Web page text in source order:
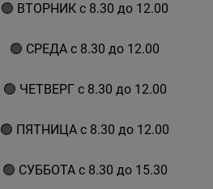
🟢 ВТОРНИК с 8.30 до 12.00
🟢 СРЕДА с 8.30 до 12.00
🟢 ЧЕТВЕРГ с 8.30 до 12.00
🟢 ПЯТНИЦА с 8.30 до 12.00
🟢 СУББОТА с 8.30 до 15.30